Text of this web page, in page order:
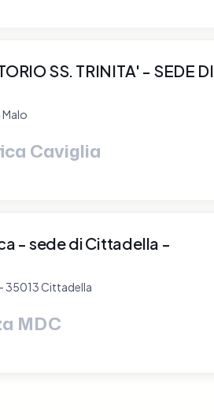
SS. TRINITA' - SEDE DI
Caviglia
- sede di Cittadella -
35013 Cittadella
MDC